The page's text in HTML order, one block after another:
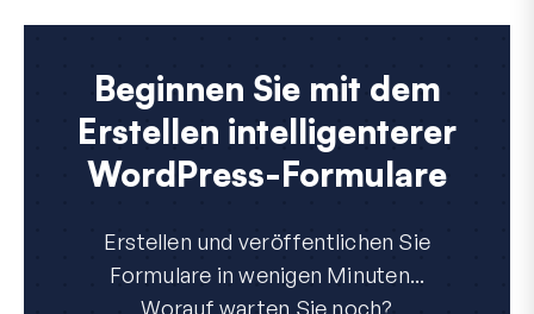
Beginnen Sie mit dem
Erstellen intelligenterer
WordPress-Formulare
Erstellen und veröffentlichen Sie
Formulare in wenigen Minuten...
Worauf warten Sie noch?